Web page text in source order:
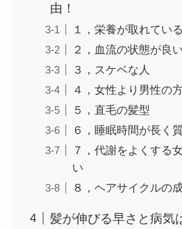
由！
１，栄養が取れている
２，血流の状態が良い
３，スケベな人
４，女性より男性の
５，直毛の髪型
６，睡眠時間が長く
７，代謝をよくする
い
８，ヘアサイクルの
髪が伸びる早さと病気